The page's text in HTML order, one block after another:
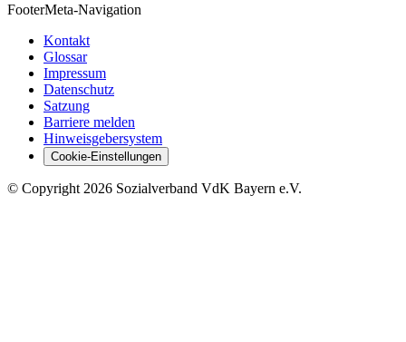
FooterMeta-Navigation
Kontakt
Glossar
Impressum
Datenschutz
Satzung
Barriere melden
Hinweisgebersystem
Cookie-Einstellungen
© Copyright 2026 Sozialverband VdK Bayern e.V.